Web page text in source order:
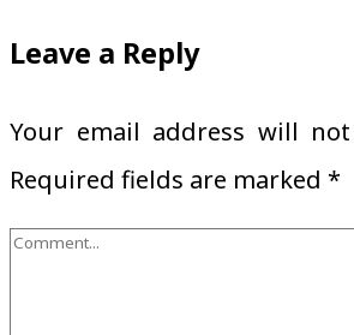
Leave a Reply
Your email address will
Required fields are marked *